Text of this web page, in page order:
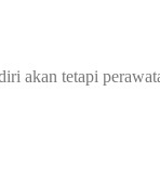
akan tetapi